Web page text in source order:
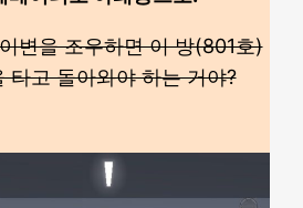
변을 조우하면 이 방(801호)
타고 돌아와야 하는 거야?